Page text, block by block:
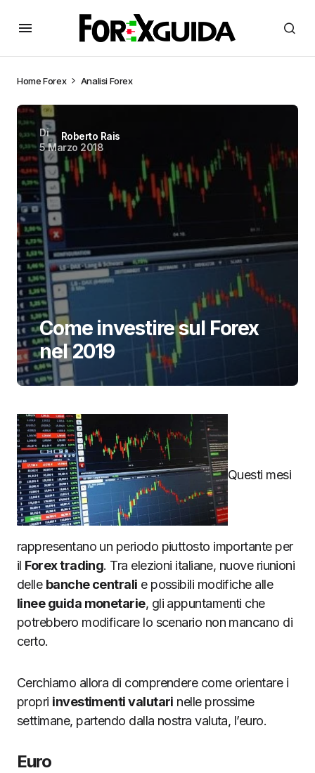
HomeForex Analisi Forex
Di
Roberto Rais
5 Marzo 2018
Come investire sul Forex
nel 2019
Questi mesi
rappresentano un periodo piuttosto importante per
il Forex trading. Tra elezioni italiane, nuove riunioni
delle banche centrali e possibili modifiche alle
linee guida monetarie, gli appuntamenti che
potrebbero modificare lo scenario non mancano di
certo.
Cerchiamo allora di comprendere come orientare i
propri investimenti valutari nelle prossime
settimane, partendo dalla nostra valuta, l’euro.
Euro